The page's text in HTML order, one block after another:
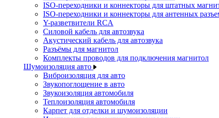
ISO-переходники и коннекторы для штатных
ISO-переходники и коннекторы для антенных
Y-разветвители RCA
Силовой кабель для автозвука
Акустический кабель для автозвука
Разъёмы для магнитол
Комплекты проводов для подключения магнитол
Шумоизоляция авто
Виброизоляция для авто
Звукопоглощение в авто
Звукоизоляция автомобиля
Теплоизоляция автомобиля
Карпет для отделки и шумоизоляции